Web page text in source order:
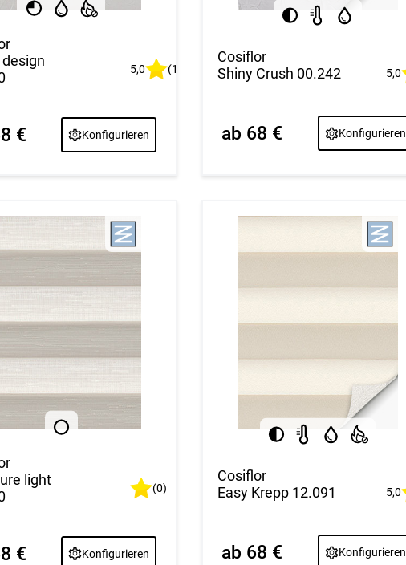
5,0 (1)
Konfigurieren
€
Cosiflor
Shiny Crush 00.242
5,0
Konfigurieren
ab 68 €
light
(0)
Konfigurieren
€
Cosiflor
Easy Krepp 12.091
5,0
Konfigurieren
ab 68 €